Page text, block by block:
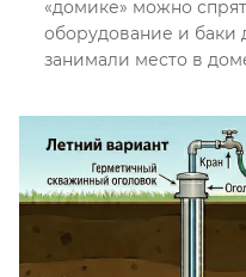
«домике» можно
оборудование и баки
занимали место в